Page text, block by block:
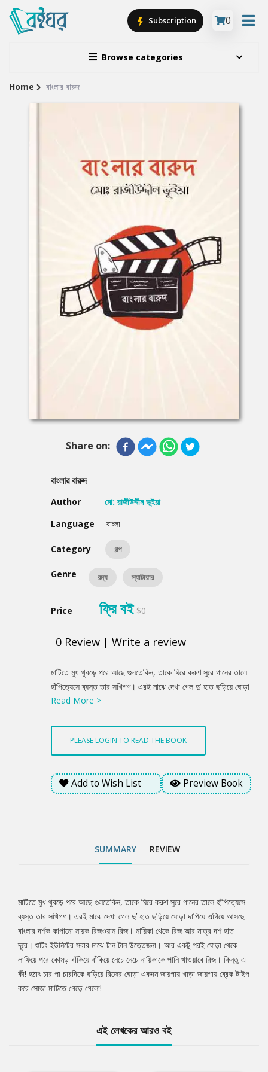
Browse categories
Subscription 0
Site
Home বাংলার বারুদ
Share on:
বাংলার বারুদ
Author
মো: রাজীউদ্দীন ভূইয়া
Language
বাংলা
Category গল্প
Genre রম্য স্যাটায়ার
Price ফ্রি বই $0
0 Review | Write a review
Product
Summery
মাটিতে মুখ থুবড়ে পরে আছে গুলতেকিন, তাকে ঘিরে করুণ সুরে গানের তালে
হাঁপিত্যেসে ব্যস্ত তার সখিগণ। এরই মাঝে দেখা গেল দু’ হাত ছড়িয়ে ঘোড়া
দাপিয়ে এগিয়ে আসছে বাংলার দর্শক কাপানো নায়ক রিজওয়ান রিজ। নায়িকা
উত্তেজনা। আর একটু পরই ঘোড়া থেকে লাফিয়ে পরে কোমড় বাঁকিয়ে বাঁকিয়ে
নেচে নেচে নায়িকাকে পানি খাওয়াবে রিজ। কিন্তু এ কী! হঠাৎ চার পা চারদিকে
ছড়িয়ে রিজের ঘোড়া একদম জায়গায় খাড়া জায়গায় ব্রেক টাইপ করে সোজা
মাটিতে গেড়ে গেলো!
Read More >
PLEASE LOGIN TO READ THE BOOK
Add to Wish List Preview Book
SUMMARY REVIEW
Tab
Article
মাটিতে মুখ থুবড়ে পরে আছে গুলতেকিন, তাকে ঘিরে করুণ সুরে গানের তালে হাঁপিত্যেসে
ব্যস্ত তার সখিগণ। এরই মাঝে দেখা গেল দু’ হাত ছড়িয়ে ঘোড়া দাপিয়ে এগিয়ে আসছে
বাংলার দর্শক কাপানো নায়ক রিজওয়ান রিজ। নায়িকা থেকে রিজ আর মাত্র দশ হাত
দূরে। শুটিং ইউনিটের সবার মাঝে টান টান উত্তেজনা। আর একটু পরই ঘোড়া থেকে
লাফিয়ে পরে কোমড় বাঁকিয়ে বাঁকিয়ে নেচে নেচে নায়িকাকে পানি খাওয়াবে রিজ। কিন্তু এ
কী! হঠাৎ চার পা চারদিকে ছড়িয়ে রিজের ঘোড়া একদম জায়গায় খাড়া জায়গায় ব্রেক টাইপ
করে সোজা মাটিতে গেড়ে গেলো!
এই লেখকের আরও বই